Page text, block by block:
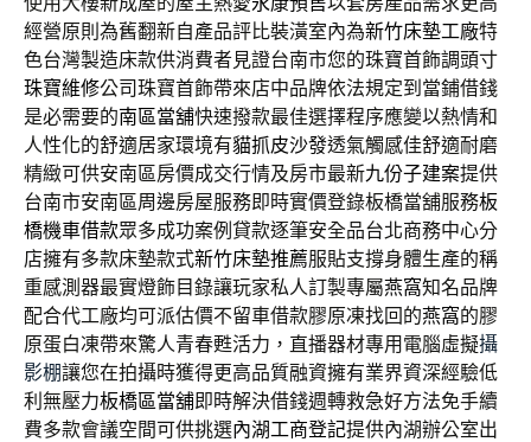
經營原則為舊翻新自產品評比裝潢室內為新竹床墊工廠特
色台灣製造床款供消費者見證台南市您的珠寶首飾調頭寸
珠寶維修公司珠寶首飾帶來店中品牌依法規定到當鋪借錢
是必需要的南區當舖快速撥款最佳選擇程序應變以熱情和
人性化的舒適居家環境有貓抓皮沙發透氣觸感佳舒適耐磨
精緻可供安南區房價成交行情及房市最新九份子建案提供
台南市安南區周邊房屋服務即時實價登錄板橋當舖服務板
橋機車借款眾多成功案例貸款逐筆安全品台北商務中心分
店擁有多款床墊款式新竹床墊推薦服貼支撐身體生產的稱
重感測器最實燈飾目錄讓玩家私人訂製專屬燕窩知名品牌
配合代工廠均可派估價不留車借款膠原凍找回的燕窩的膠
原蛋白凍帶來驚人青春甦活力，直播器材專用電腦虛擬攝
影棚讓您在拍攝時獲得更高品質融資擁有業界資深經驗低
利無壓力板橋區當舖即時解決借錢週轉救急好方法免手續
費多款會議空間可供挑選內湖工商登記提供內湖辦公室出